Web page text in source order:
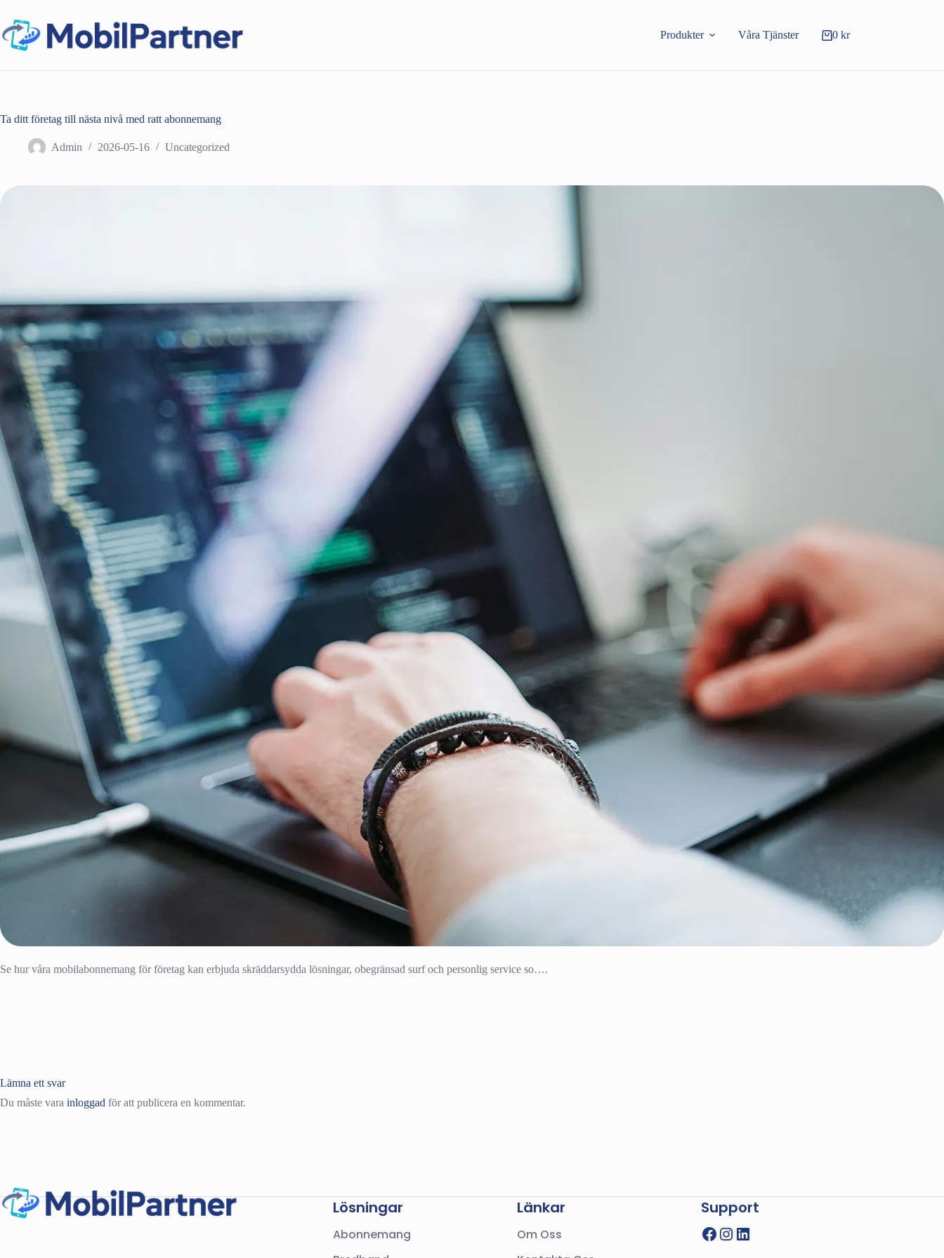
innehåll
Produkter Våra Tjänster Varukorg
0 kr
Ta ditt företag till nästa nivå med ratt abonnemang
Admin 2026-05-16 Uncategorized
Se hur våra mobilabonnemang för företag kan erbjuda skräddarsydda lösningar, obegränsad surf och personlig service so….
Lämna ett svar
Du måste vara inloggad för att publicera en kommentar.
Lösningar
Abonnemang
Länkar
Om Oss
Support
Facebook
Instagram
LinkedIn